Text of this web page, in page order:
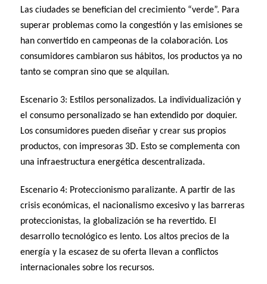
Las ciudades se benefician del crecimiento “verde”. Para
superar problemas como la congestión y las emisiones se
han convertido en campeonas de la colaboración. Los
consumidores cambiaron sus hábitos, los productos ya no
tanto se compran sino que se alquilan.
Escenario 3: Estilos personalizados. La individualización y
el consumo personalizado se han extendido por doquier.
Los consumidores pueden diseñar y crear sus propios
productos, con impresoras 3D. Esto se complementa con
una infraestructura energética descentralizada.
Escenario 4: Proteccionismo paralizante. A partir de las
crisis económicas, el nacionalismo excesivo y las barreras
proteccionistas, la globalización se ha revertido. El
desarrollo tecnológico es lento. Los altos precios de la
energía y la escasez de su oferta llevan a conflictos
internacionales sobre los recursos.